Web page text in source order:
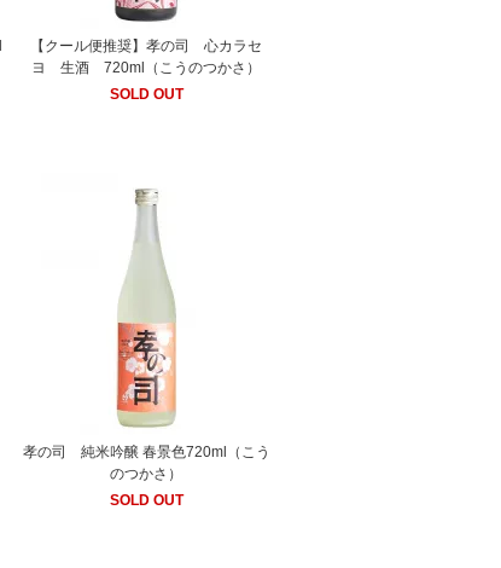
【クール便推奨】孝の司 心カラセ
ヨ 生酒 720ml（こうのつかさ）
SOLD OUT
孝の司 純米吟醸 春景色720ml（こう
のつかさ）
SOLD OUT